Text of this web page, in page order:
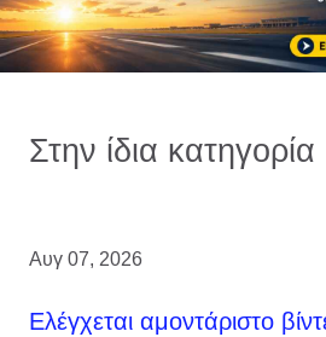
Στην ίδια κατηγορία
Αυγ 07, 2026
Ελέγχεται αμοντάριστο